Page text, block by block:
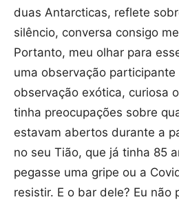
duas Antarcticas, reflete
silêncio, conversa consigo
Portanto, meu olhar para
uma observação participante
observação exótica, curiosa
tinha preocupações sobre
estavam abertos durante a
no seu Tião, que já tinha 85
pegasse uma gripe ou a
resistir. E o bar dele? Eu não